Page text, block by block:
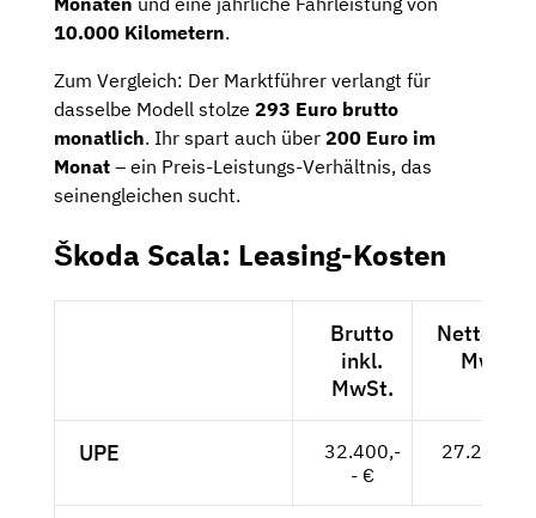
10.000 Kilometern.
Zum Vergleich: Der Marktführer verlangt für
dasselbe Modell stolze 293 Euro brutto
monatlich. Ihr spart auch über 200 Euro im
Monat – ein Preis-Leistungs-Verhältnis, das
seinengleichen sucht.
Škoda Scala: Leasing-Kosten
Brutto
inkl.
MwSt.
Netto
MwSt.
UPE
32.400,-
- €
27.227,--